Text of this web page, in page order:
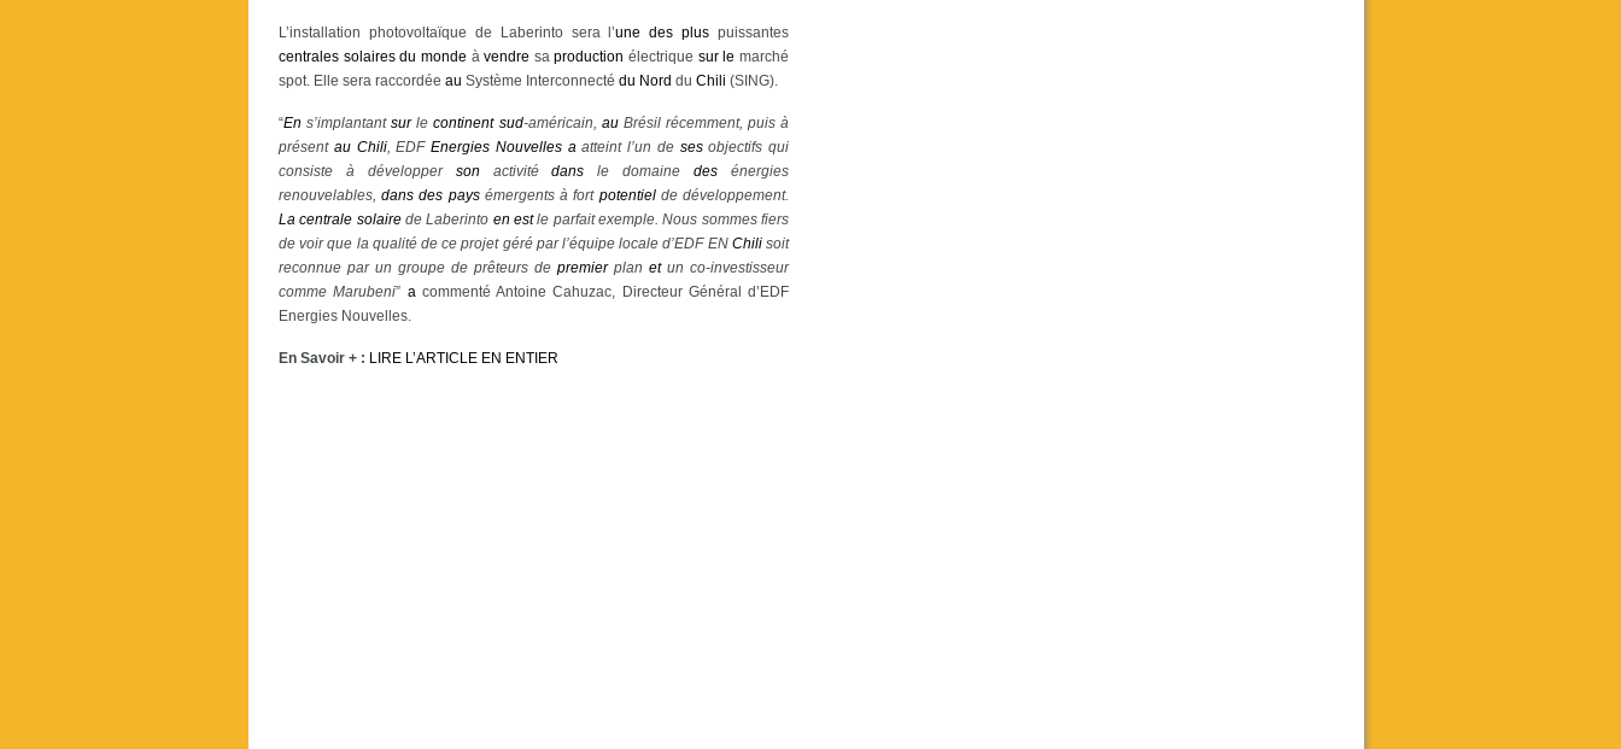
L’installation photovoltaïque de Laberinto sera l’une des plus puissantes
centrales solaires du monde àvendre saproduction électrique sur le marché
spot. Elle sera raccordée au Système Interconnecté du Nord du Chili (SING).
“En s’implantantsurlecontinent sud-américain, auBrésil récemment, puis à
présent au Chili, EDF Energies Nouvelles aatteint l’un de sesobjectifs qui
consiste à développer son activitédans le domainedes énergies
renouvelables,dans des paysémergents à fort potentielde développement.
La centrale solairede Laberinto en estle parfait exemple. Nous sommes fiers
de voir que la qualité de ce projet géré par l’équipe locale d’EDF EN Chilisoit
reconnue par un groupe de prêteurs de premierplan etun co-investisseur
comme Marubeni” acommenté Antoine Cahuzac, Directeur Général d’EDF
Energies Nouvelles.
En Savoir + : LIRE L’ARTICLE EN ENTIER